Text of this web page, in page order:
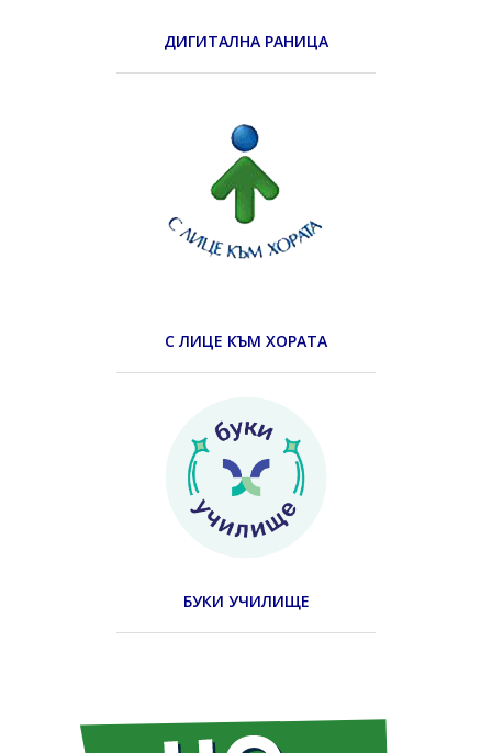
ДИГИТАЛНА РАНИЦА
С ЛИЦЕ КЪМ ХОРАТА
БУКИ УЧИЛИЩЕ